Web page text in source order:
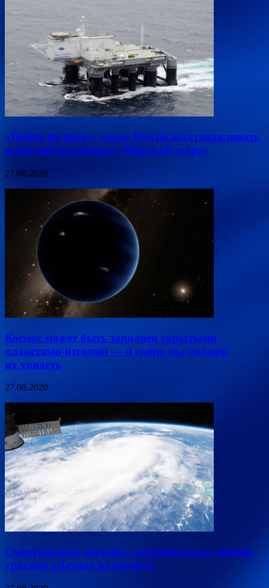
«Пойти на риск»: зачем России восстанавливать
плавучий космодром «Морской старт»
27.08.2020
Космос может быть заполнен скрытыми
планетами-изгоями — и скоро мы сможем
их увидеть
27.08.2020
Смертоносная воронка: опубликованы снимки
урагана «Лаура» из космоса